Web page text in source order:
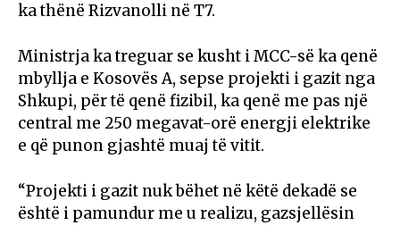
ka thënë Rizvanolli në T7.
Ministrja ka treguar se kusht i MCC-së ka qenë
mbyllja e Kosovës A, sepse projekti i gazit nga
Shkupi, për të qenë fizibil, ka qenë me pas një
central me 250 megavat-orë energji elektrike
e që punon gjashtë muaj të vitit.
“Projekti i gazit nuk bëhet në këtë dekadë se
është i pamundur me u realizu, gazsjellësin